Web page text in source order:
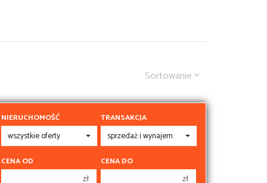
Sortowanie
NIERUCHOMOŚĆ TRANSAKCJA
CENA OD
zł
CENA DO
zł